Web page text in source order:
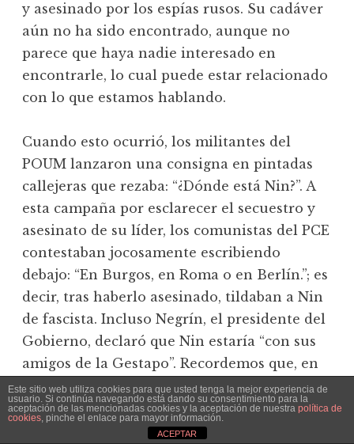
y asesinado por los espías rusos. Su cadáver
aún no ha sido encontrado, aunque no
parece que haya nadie interesado en
encontrarle, lo cual puede estar relacionado
con lo que estamos hablando.
Cuando esto ocurrió, los militantes del
POUM lanzaron una consigna en pintadas
callejeras que rezaba: “¿Dónde está Nin?”. A
esta campaña por esclarecer el secuestro y
asesinato de su líder, los comunistas del PCE
contestaban jocosamente escribiendo
debajo: “En Burgos, en Roma o en Berlín.”; es
decir, tras haberlo asesinado, tildaban a Nin
de fascista. Incluso Negrín, el presidente del
Gobierno, declaró que Nin estaría “con sus
amigos de la Gestapo”. Recordemos que, en
esos mismos momentos, era el propio Stalin
quien se disponía realmente a negociar con
los nazis un pacto que suponía la
Este sitio web utiliza cookies para que usted tenga la mejor experiencia de
usuario. Si continúa navegando está dando su consentimiento para la
aceptación de las mencionadas cookies y la aceptación de nuestra política de
cookies, pinche el enlace para mayor información.
ACEPTAR